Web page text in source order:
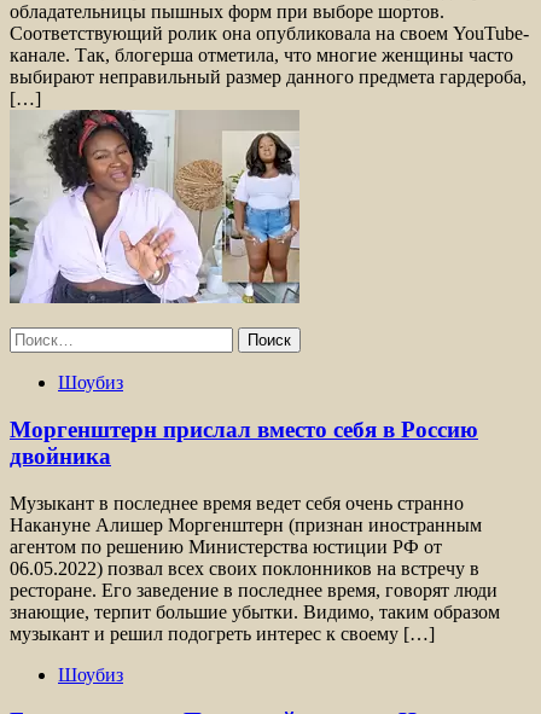
обладательницы пышных форм при выборе шортов.
Соответствующий ролик она опубликовала на своем YouTube-
канале. Так, блогерша отметила, что многие женщины часто
выбирают неправильный размер данного предмета гардероба,
[…]
Найти:
Шоубиз
Моргенштерн прислал вместо себя в Россию
двойника
Музыкант в последнее время ведет себя очень странно
Накануне Алишер Моргенштерн (признан иностранным
агентом по решению Министерства юстиции РФ от
06.05.2022) позвал всех своих поклонников на встречу в
ресторане. Его заведение в последнее время, говорят люди
знающие, терпит большие убытки. Видимо, таким образом
музыкант и решил подогреть интерес к своему […]
Шоубиз